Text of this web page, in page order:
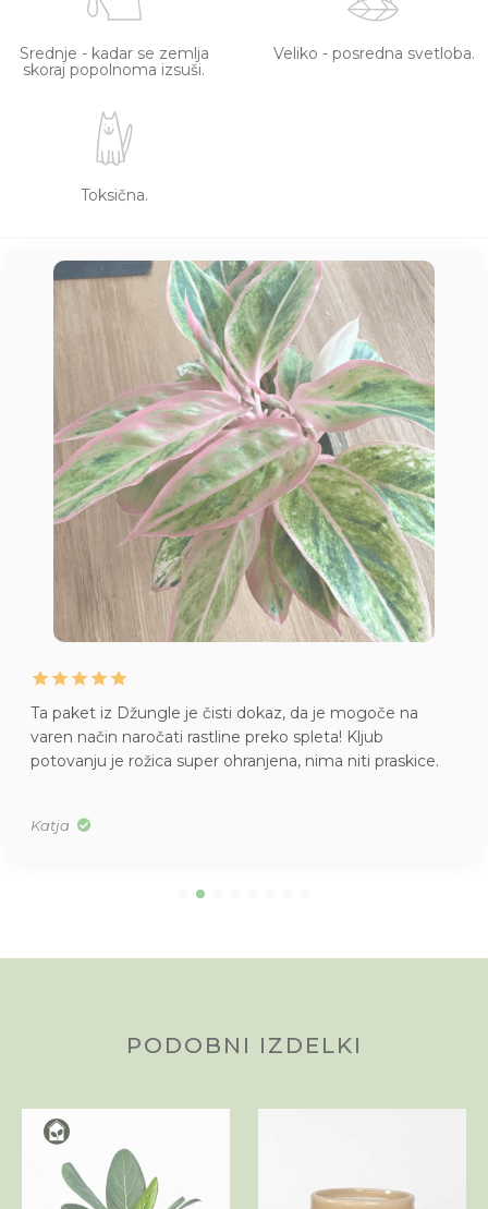
Srednje - kadar se zemlja
skoraj popolnoma izsuši.
Veliko - posredna svetloba.
Toksična.
Ta paket iz Džungle je čisti dokaz, da je mogoče na
varen način naročati rastline preko spleta! Kljub
potovanju je rožica super ohranjena, nima niti praskice.
Katja
PODOBNI IZDELKI